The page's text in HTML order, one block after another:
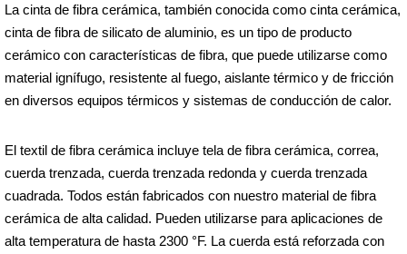
La cinta de fibra cerámica, también conocida como cinta cerámica,
cinta de fibra de silicato de aluminio, es un tipo de producto
cerámico con características de fibra, que puede utilizarse como
material ignífugo, resistente al fuego, aislante térmico y de fricción
en diversos equipos térmicos y sistemas de conducción de calor.
El textil de fibra cerámica incluye tela de fibra cerámica, correa,
cuerda trenzada, cuerda trenzada redonda y cuerda trenzada
cuadrada. Todos están fabricados con nuestro material de fibra
cerámica de alta calidad. Pueden utilizarse para aplicaciones de
alta temperatura de hasta 2300 °F. La cuerda está reforzada con